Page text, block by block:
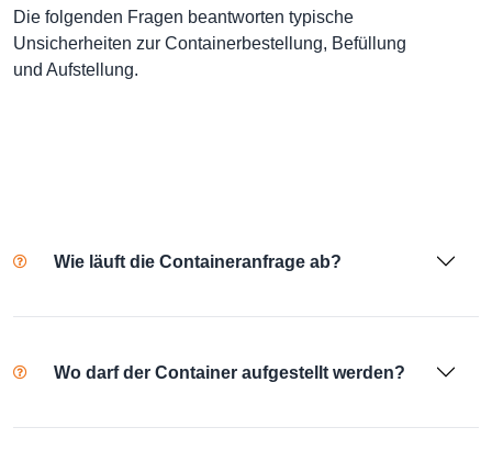
Die folgenden Fragen beantworten typische
Unsicherheiten zur Containerbestellung, Befüllung
und Aufstellung.
Wie läuft die Containeranfrage ab?
Wo darf der Container aufgestellt werden?